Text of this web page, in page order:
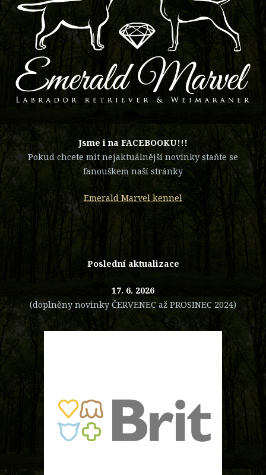
​Jsme i na FACEBOOKU!!!
Pokud chcete mít nejaktuálnější novinky staňte se
fanouškem naší stránky
Emerald Marvel kennel
Poslední aktualizace
17. 6. 2026
(doplněny novinky ČERVENEC až PROSINEC 2024)